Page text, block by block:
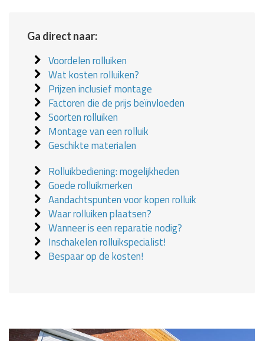
Ga direct naar:
Voordelen rolluiken
Wat kosten rolluiken?
Prijzen inclusief montage
Factoren die de prijs beïnvloeden
Soorten rolluiken
Montage van een rolluik
Geschikte materialen
Rolluikbediening: mogelijkheden
Goede rolluikmerken
Aandachtspunten voor kopen rolluik
Waar rolluiken plaatsen?
Wanneer is een reparatie nodig?
Inschakelen rolluikspecialist!
Bespaar op de kosten!